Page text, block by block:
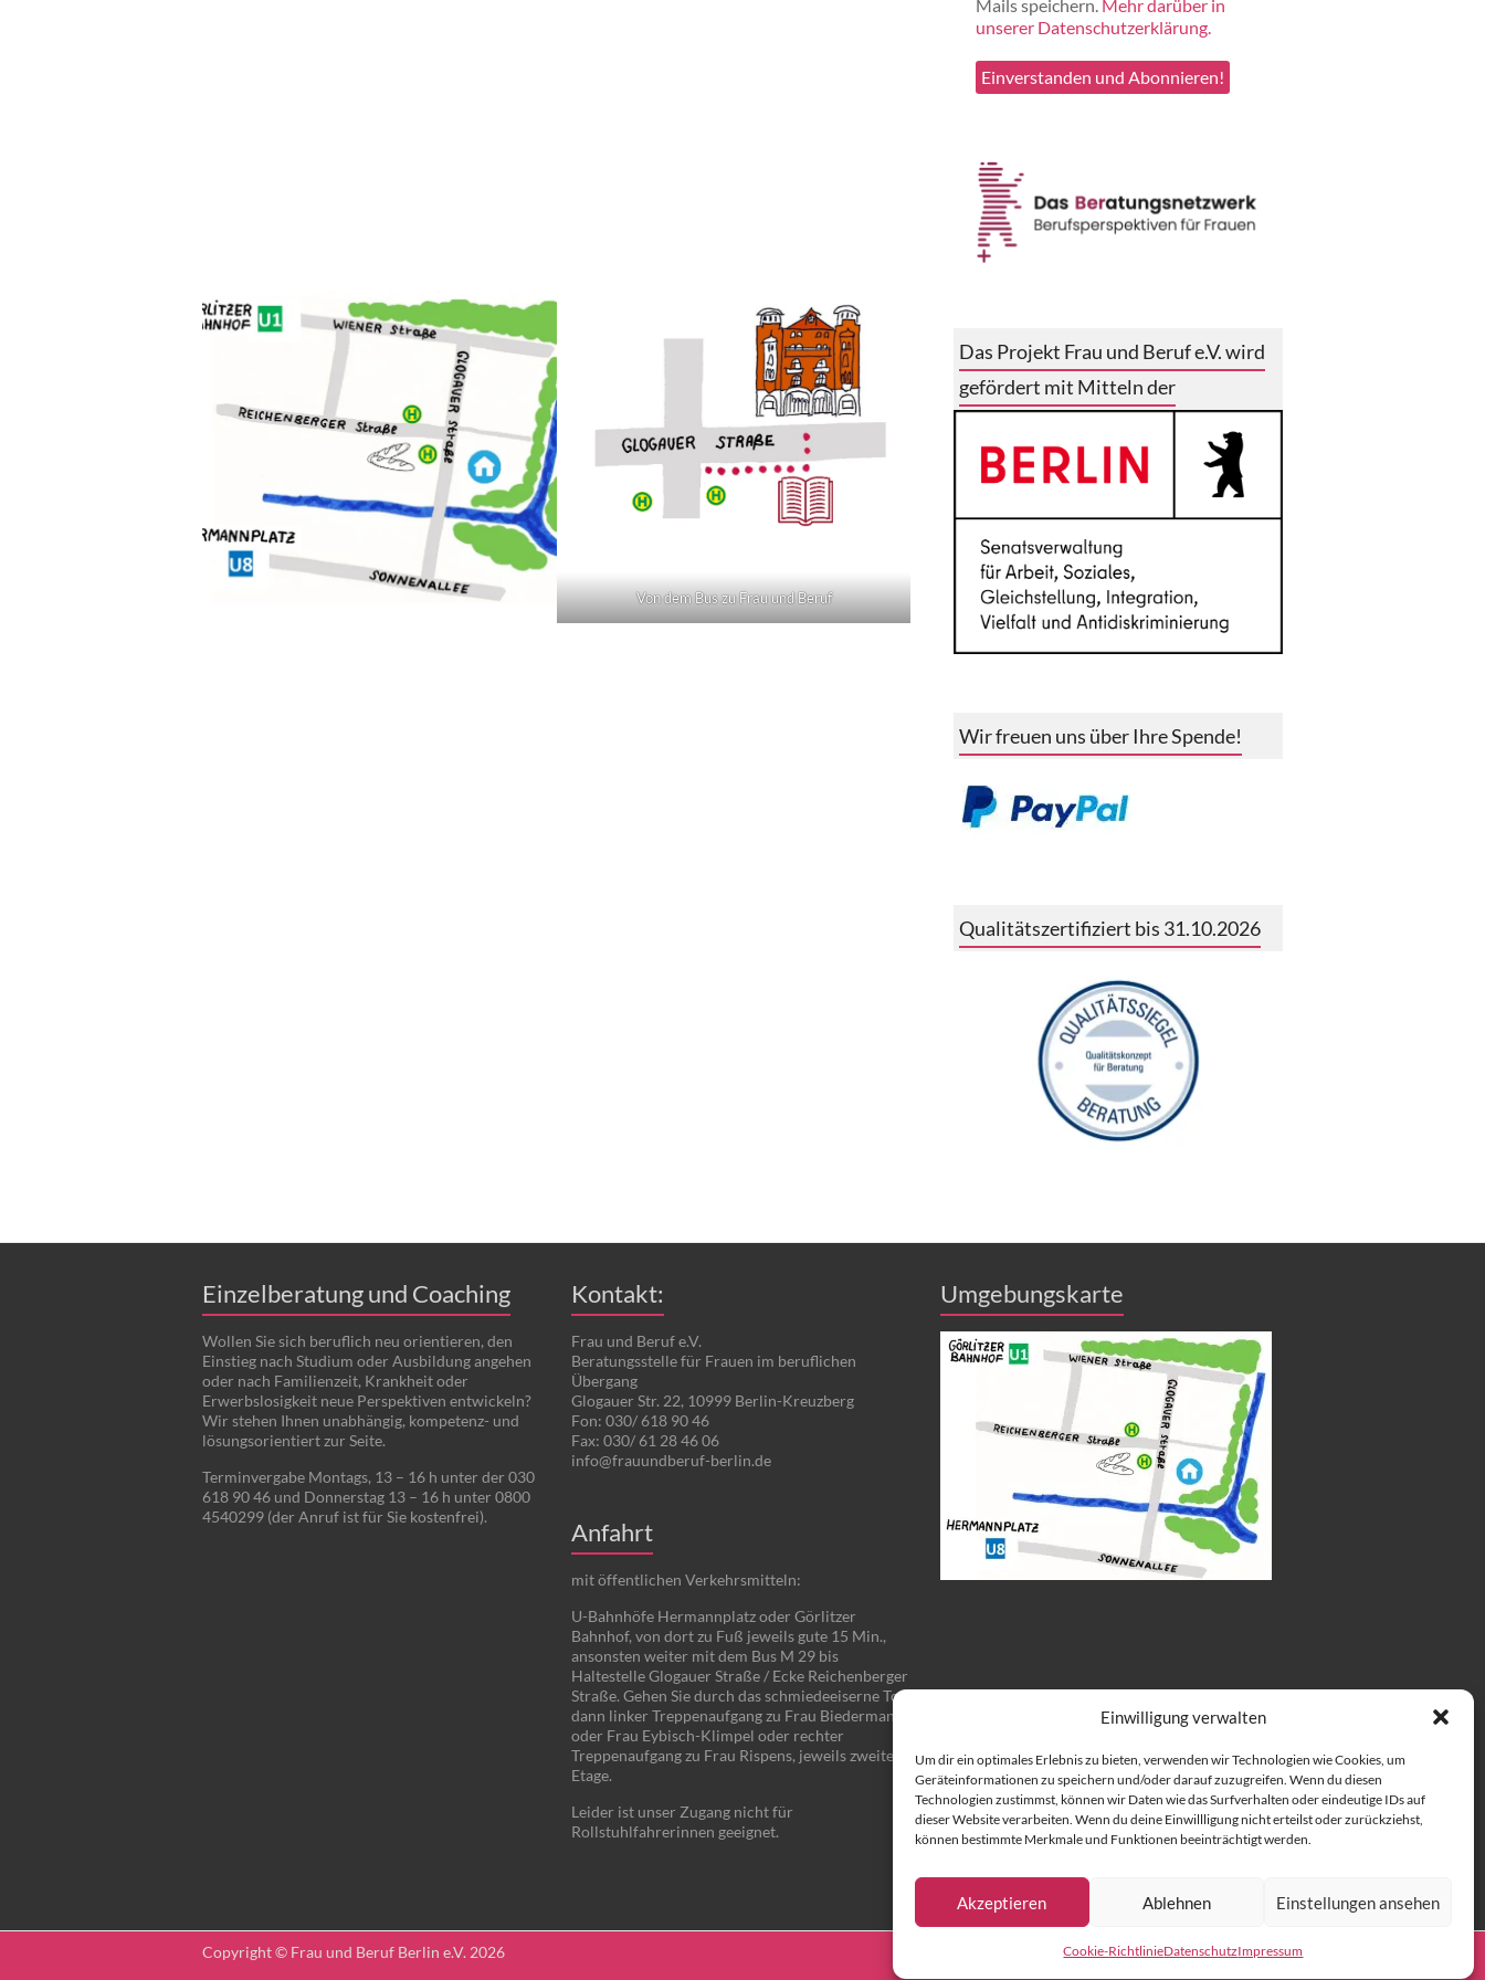
Einwilligung verwalten
Um dir ein optimales Erlebnis zu bieten, verwenden wir Technologien wie Cookies, um
Geräteinformationen zu speichern und/oder darauf zuzugreifen. Wenn du diesen
Technologien zustimmst, können wir Daten wie das Surfverhalten oder eindeutige IDs auf
dieser Website verarbeiten. Wenn du deine Einwillligung nicht erteilst oder zurückziehst,
können bestimmte Merkmale und Funktionen beeinträchtigt werden.
Akzeptieren Ablehnen Einstellungen ansehen
Cookie-RichtlinieDatenschutzImpressum
Von dem Bus zu Frau und Beruf
Mails speichern. Mehr darüber in
unserer Datenschutzerklärung.
Das Projekt Frau und Beruf e.V. wird
gefördert mit Mitteln der
Wir freuen uns über Ihre Spende!
Qualitätszertifiziert bis 31.10.2026
Einzelberatung und Coaching
Wollen Sie sich beruflich neu orientieren, den
Einstieg nach Studium oder Ausbildung angehen
oder nach Familienzeit, Krankheit oder
Erwerbslosigkeit neue Perspektiven entwickeln?
Wir stehen Ihnen unabhängig, kompetenz- und
lösungsorientiert zur Seite.
Terminvergabe Montags, 13 – 16 h unter der 030
618 90 46 und Donnerstag 13 – 16 h unter 0800
4540299 (der Anruf ist für Sie kostenfrei).
Kontakt:
Frau und Beruf e.V.
Beratungsstelle für Frauen im beruflichen
Übergang
Glogauer Str. 22, 10999 Berlin-Kreuzberg
Fon: 030/ 618 90 46
Fax: 030/ 61 28 46 06
info@frauundberuf-berlin.de
Anfahrt
mit öffentlichen Verkehrsmitteln:
U-Bahnhöfe Hermannplatz oder Görlitzer
Bahnhof, von dort zu Fuß jeweils gute 15 Min.,
ansonsten weiter mit dem Bus M 29 bis
Haltestelle Glogauer Straße / Ecke Reichenberger
Straße. Gehen Sie durch das schmiedeeiserne Tor,
dann linker Treppenaufgang zu Frau Biedermann
oder Frau Eybisch-Klimpel oder rechter
Treppenaufgang zu Frau Rispens, jeweils zweite
Etage.
Leider ist unser Zugang nicht für
Rollstuhlfahrerinnen geeignet.
Umgebungskarte
Copyright © Frau und Beruf Berlin e.V. 2026